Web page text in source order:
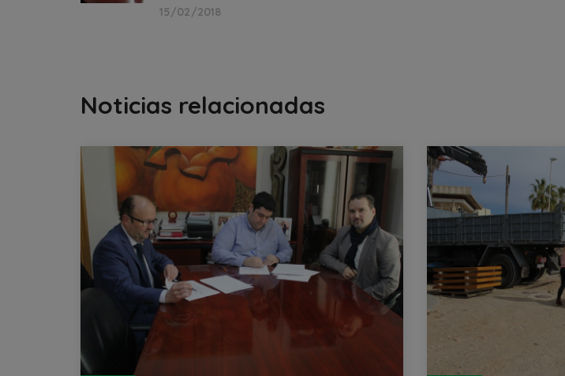
15/02/2018
Noticias relacionadas